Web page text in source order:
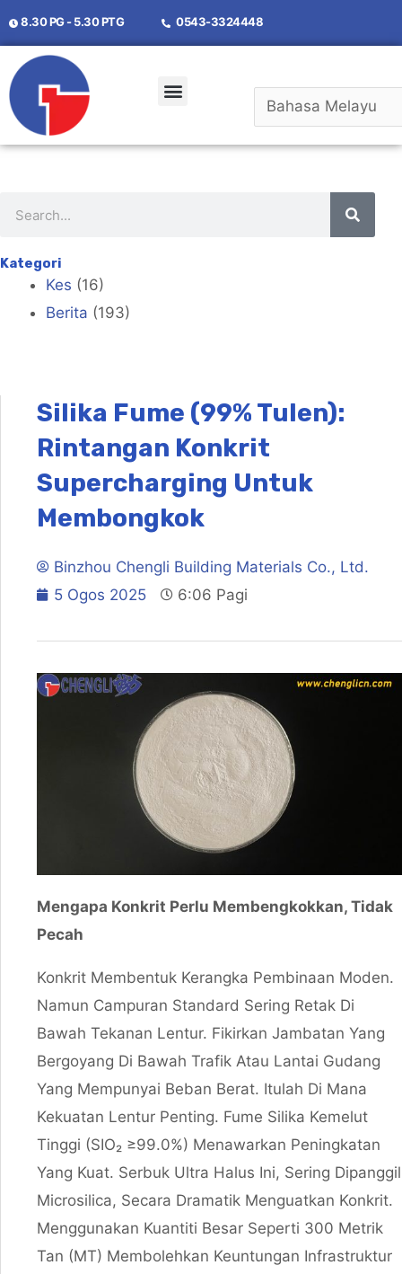
8.30 PG - 5.30 PTG 0543-3324448
Kategori
Kes (16)
Berita (193)
Silika Fume (99% Tulen):
Rintangan Konkrit
Supercharging Untuk
Membongkok
Binzhou Chengli Building Materials Co., Ltd.
5 Ogos 2025
6:06 Pagi
Mengapa Konkrit Perlu Membengkokkan, Tidak
Pecah
Konkrit Membentuk Kerangka Pembinaan Moden.
Namun Campuran Standard Sering Retak Di
Bawah Tekanan Lentur. Fikirkan Jambatan Yang
Bergoyang Di Bawah Trafik Atau Lantai Gudang
Yang Mempunyai Beban Berat. Itulah Di Mana
Kekuatan Lentur Penting. Fume Silika Kemelut
Tinggi (SIO₂ ≥99.0%) Menawarkan Peningkatan
Yang Kuat. Serbuk Ultra Halus Ini, Sering Dipanggil
Microsilica, Secara Dramatik Menguatkan Konkrit.
Menggunakan Kuantiti Besar Seperti 300 Metrik
Tan (MT) Membolehkan Keuntungan Infrastruktur